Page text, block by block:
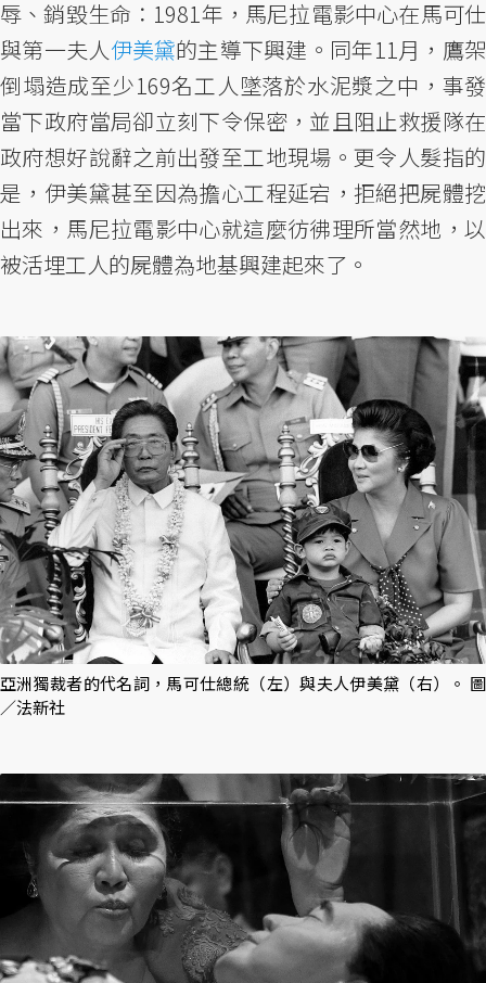
辱、銷毀生命：1981年，馬尼拉電影中心在馬可仕
與第一夫人伊美黛的主導下興建。同年11月，鷹架
倒塌造成至少169名工人墜落於水泥漿之中，事發
當下政府當局卻立刻下令保密，並且阻止救援隊在
政府想好說辭之前出發至工地現場。更令人髮指的
是，伊美黛甚至因為擔心工程延宕，拒絕把屍體挖
出來，馬尼拉電影中心就這麼彷彿理所當然地，以
被活埋工人的屍體為地基興建起來了。
亞洲獨裁者的代名詞，馬可仕總統（左）與夫人伊美黛（右）。 圖
／法新社